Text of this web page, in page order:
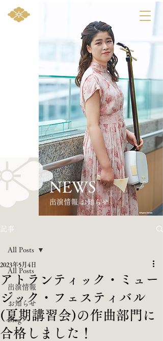
記事
All Posts
出演情報
お知らせ
Blog
All Posts
アトランティック・ミュー
ジック・フェスティバル
(夏期講習会)の作曲部門に
合格しました！
2023年5月4日
NEWS
​出演情報 お知らせ